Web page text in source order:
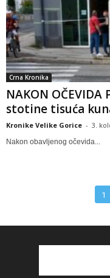
Crna Kronika
NAKON
stotine tisuća
Kronike Velike Gorice - 3.
Nakon obavljenog očevida...
1